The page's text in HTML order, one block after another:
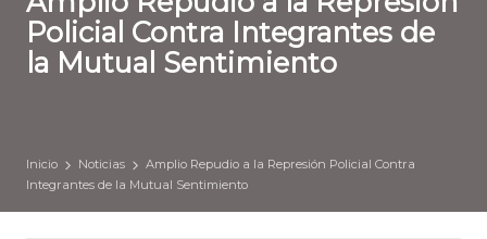
Policial Contra Integrantes de
la Mutual Sentimiento
Inicio Noticias
Amplio Repudio a la Represión Policial Contra
Integrantes de la Mutual Sentimiento